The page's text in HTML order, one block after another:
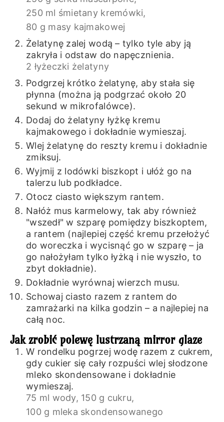
250 ml śmietany kremówki,
80 g masy kajmakowej
Żelatynę zalej wodą – tylko tyle aby ją
zakryła i odstaw do napęcznienia.
2 łyżeczki żelatyny
Podgrzej krótko żelatynę, aby stała się
płynna (można ją podgrzać około 20
sekund w mikrofalówce).
Dodaj do żelatyny łyżkę kremu
kajmakowego i dokładnie wymieszaj.
Wlej żelatynę do reszty kremu i dokładnie
zmiksuj.
Wyjmij z lodówki biszkopt i ułóż go na
talerzu lub podkładce.
Otocz ciasto większym rantem.
Nałóż mus karmelowy, tak aby również
"wszedł" w szparę pomiędzy biszkoptem,
a rantem (najlepiej część kremu przełożyć
do woreczka i wycisnąć go w szparę – ja
go nałożyłam tylko łyżką i nie wyszło, to
zbyt dokładnie).
Dokładnie wyrównaj wierzch musu.
Schowaj ciasto razem z rantem do
zamrażarki na kilka godzin – a najlepiej na
całą noc.
Jak zrobić polewę lustrzaną mirror glaze
W rondelku pogrzej wodę razem z cukrem,
gdy cukier się cały rozpuści wlej słodzone
mleko skondensowane i dokładnie
wymieszaj.
75 ml wody, 150 g cukru,
100 g mleka skondensowanego